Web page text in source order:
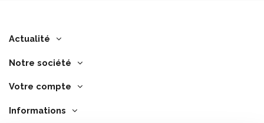
Actualité
Notre société
Votre compte
Informations